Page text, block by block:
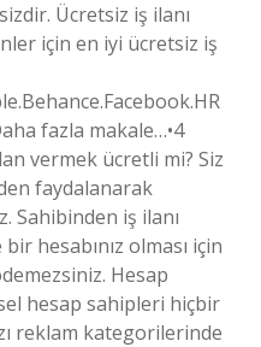
Ücretsiz iş ilanı
için en iyi ücretsiz iş
fazla makale…•4
vermek ücretli mi? Siz
faydalanarak
Sahibinden iş ilanı
hesabınız olması için
Hesap
hesap sahipleri hiçbir
reklam kategorilerinde